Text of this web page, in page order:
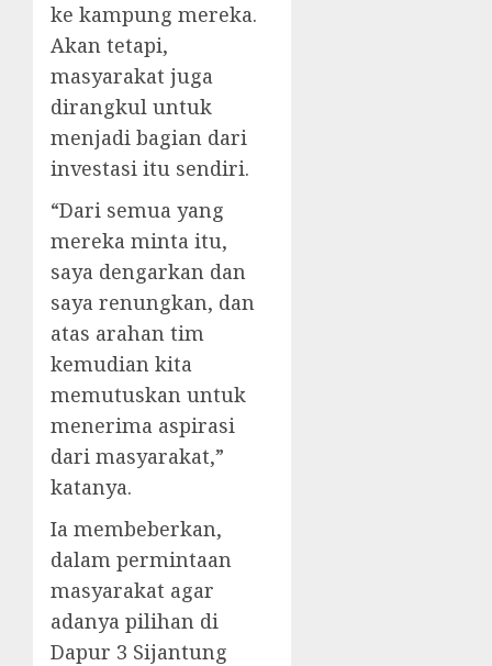
ke kampung mereka.
Akan tetapi,
masyarakat juga
dirangkul untuk
menjadi bagian dari
investasi itu sendiri.
“Dari semua yang
mereka minta itu,
saya dengarkan dan
saya renungkan, dan
atas arahan tim
kemudian kita
memutuskan untuk
menerima aspirasi
dari masyarakat,”
katanya.
Ia membeberkan,
dalam permintaan
masyarakat agar
adanya pilihan di
Dapur 3 Sijantung